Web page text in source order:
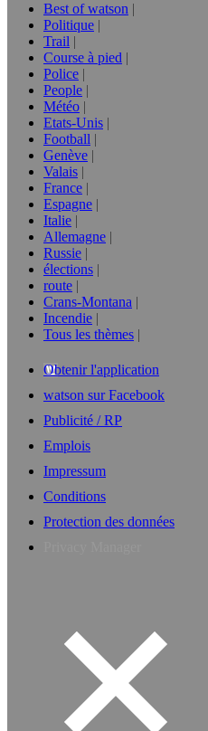
Best of watson
Politique
Trail
Course à pied
Police
People
Météo
Etats-Unis
Football
Genève
Valais
France
Espagne
Italie
Allemagne
Russie
élections
route
Crans-Montana
Incendie
Tous les thèmes
Obtenir l'application
watson sur Facebook
Publicité / RP
Emplois
Impressum
Conditions
Protection des données